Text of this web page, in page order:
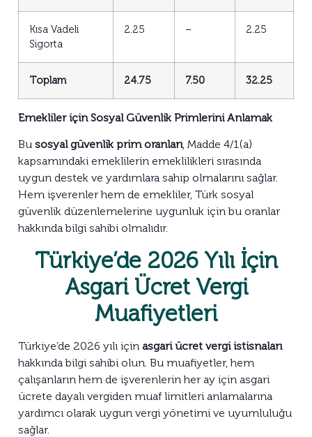
Kısa Vadeli
Sigorta
2.25 – 2.25
Toplam 24.75 7.50 32.25
Emekliler için Sosyal Güvenlik Primlerini Anlamak
Bu sosyal güvenlik prim oranları, Madde 4/1(a)
kapsamındaki emeklilerin emeklilikleri sırasında
uygun destek ve yardımlara sahip olmalarını sağlar.
Hem işverenler hem de emekliler, Türk sosyal
güvenlik düzenlemelerine uygunluk için bu oranlar
hakkında bilgi sahibi olmalıdır.
Türkiye’de 2026 Yılı İçin
Asgari Ücret Vergi
Muafiyetleri
Türkiye’de 2026 yılı için asgari ücret vergi istisnaları
hakkında bilgi sahibi olun. Bu muafiyetler, hem
çalışanların hem de işverenlerin her ay için asgari
ücrete dayalı vergiden muaf limitleri anlamalarına
yardımcı olarak uygun vergi yönetimi ve uyumluluğu
sağlar.